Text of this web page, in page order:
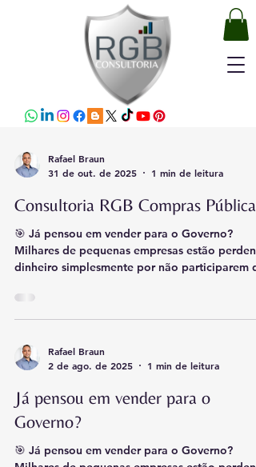
Rafael Braun
31 de out. de 2025
1 min de leitura
Consultoria RGB Compras Públicas
🎯 Já pensou em vender para o Governo?
Milhares de pequenas empresas estão
dinheiro simplesmente por não participarem
orientação técnica e organização para
o processo com segurança e confiança. Na
objetivas para ajudar empresas a entrarem no
mercado público com profissionalismo e
envio da proposta -> nós ajuda
Rafael Braun
2 de ago. de 2025
1 min de leitura
Já pensou em vender para o
Governo?
🎯 Já pensou em vender para o Governo?